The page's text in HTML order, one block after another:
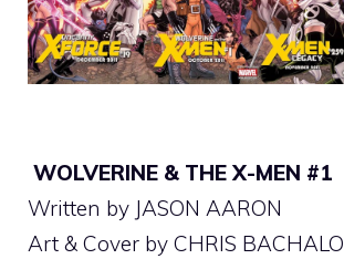
WOLVERINE & THE X-MEN #1
Written by JASON AARON
Art & Cover by CHRIS BACHALO